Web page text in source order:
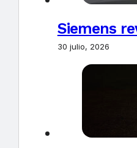
Siemens
30 julio, 2026